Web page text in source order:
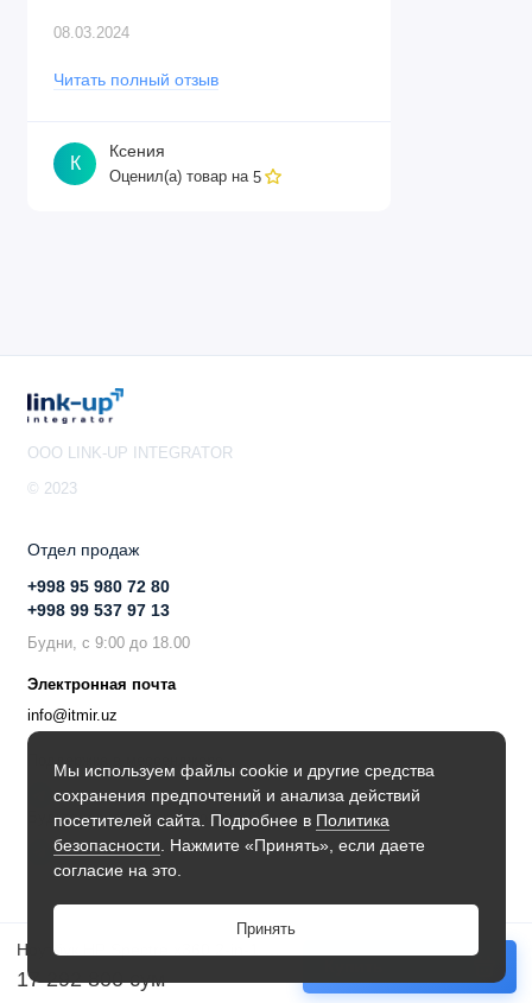
17 292 800 сум
08.03.2024
Читать полный отзыв
К
Ксения
Оценил(а) товар на 5
Мы используем файлы cookie и другие средства
сохранения предпочтений и анализа действий
посетителей сайта. Подробнее в Политика
безопасности . Нажмите «Принять», если даете
согласие на это.
Принять
OOO LINK-UP INTEGRATOR
© 2023
Отдел продаж
+998 95 980 72 80
+998 99 537 97 13
Будни, с 9:00 до 18.00
Электронная почта
info@itmir.uz
Поддержка в мессенджере
Будьте в курсе наших новостей!